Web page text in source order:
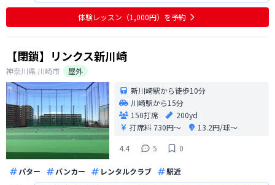
体験レッスン（1,000円）を予約
【閉鎖】リンクス新川崎
神奈川県 川崎市
屋外
新川崎駅から徒歩10分
川崎駅から15分
150打席
200yd
打席料 730円〜
13.2円/球〜
4.4
5 0
パター バンカー レンタルクラブ 駅近